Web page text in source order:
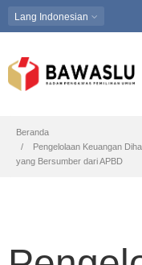
Lang Indonesian
Beranda
Pengelolaan Keuangan
yang Bersumber dari APBD